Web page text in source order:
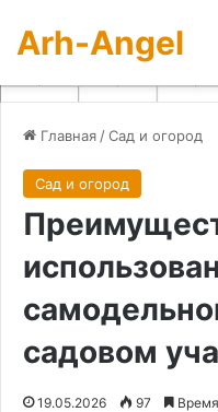
Arh-Angel
Главная /Сад и огород
Сад и огород
садовом
19.05.2026 97